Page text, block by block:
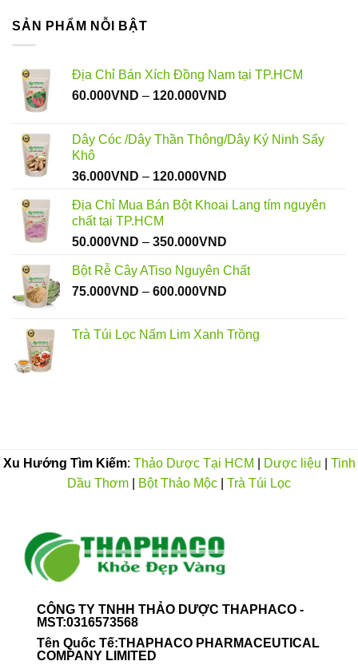
SẢN PHẨM NỖI BẬT
Địa Chỉ Bán Xích Đồng Nam tại TP.HCM
60.000VND – 120.000VND
60.000VND
Dây Cóc /Dây Thần Thông/Dây Ký Ninh Sấy
Khô
36.000VND – 120.000VND
từ
Địa Chỉ Mua Bán Bột Khoai Lang tím nguyên
chất tại TP.HCM
50.000VND – 350.000VND
từ
Bột Rễ Cây ATiso Nguyên Chất
75.000VND – 600.000VND
75.000VND
Trà Túi Lọc Nấm Lim Xanh Trồng
Xu Hướng Tìm Kiếm: Thảo Dược Tại HCM Dược liệu
Tinh
Dầu Thơm
Bột Thảo Mộc Trà Túi Lọc
CÔNG TY TNHH THẢO DƯỢC THAPHACO -
MST:0316573568
Tên Quốc Tế:THAPHACO PHARMACEUTICAL
COMPANY LIMITED